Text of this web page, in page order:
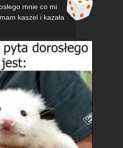
mnie co mi
kaszel i kazała